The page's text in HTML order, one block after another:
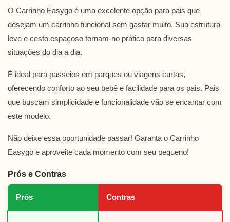
O Carrinho Easygo é uma excelente opção para pais que
desejam um carrinho funcional sem gastar muito. Sua estrutura
leve e cesto espaçoso tornam-no prático para diversas
situações do dia a dia.
É ideal para passeios em parques ou viagens curtas,
oferecendo conforto ao seu bebê e facilidade para os pais. Pais
que buscam simplicidade e funcionalidade vão se encantar com
este modelo.
Não deixe essa oportunidade passar! Garanta o Carrinho
Easygo e aproveite cada momento com seu pequeno!
Prós e Contras
Prós Contras